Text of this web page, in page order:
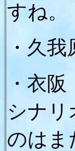
すね。
・久
・衣
シナ
のはま